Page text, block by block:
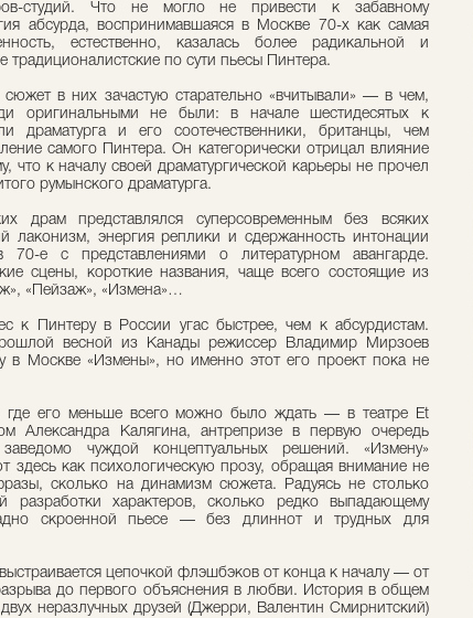
студий. Что не могло не привести к забавному
абсурда, воспринимавшаяся в Москве 70-х как самая
естественно, казалась более радикальной и
традиционалистские по сути пьесы Пинтера.
сюжет в них зачастую старательно «вчитывали» — в чем,
оригинальными не были: в начале шестидесятых к
драматурга и его соотечественники, британцы, чем
самого Пинтера. Он категорически отрицал влияние
что к началу своей драматургической карьеры не прочел
румынского драматурга.
драм представлялся суперсовременным без всяких
лаконизм, энергия реплики и сдержанность интонации
70-е с представлениями о литературном авангарде.
сцены, короткие названия, чаще всего состоящие из
«Пейзаж», «Измена»…
к Пинтеру в России угас быстрее, чем к абсурдистам.
весной из Канады режиссер Владимир Мирзоев
в Москве «Измены», но именно этот его проект пока не
где его меньше всего можно было ждать — в театре Et
Александра Калягина, антрепризе в первую очередь
чуждой концептуальных решений. «Измену»
здесь как психологическую прозу, обращая внимание не
сколько на динамизм сюжета. Радуясь не столько
разработки характеров, сколько редко выпадающему
скроенной пьесе — без длиннот и трудных для
цепочкой флэшбэков от конца к началу — от
до первого объяснения в любви. История в общем
неразлучных друзей (Джерри, Валентин Смирнитский)